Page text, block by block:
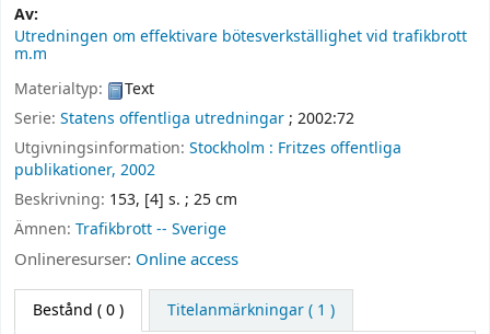
Av:
Utredningen om effektivare bötesverkställighet vid trafikbrott
m.m
Materialtyp:
Text
Serie: Statens offentliga utredningar; 2002:72
Utgivningsinformation: Stockholm : Fritzes offentliga
publikationer, 2002
Beskrivning: 153, [4] s. ; 25 cm
Ämnen: Trafikbrott -- Sverige
Onlineresurser: Online access
Bestånd ( 0 ) Titelanmärkningar ( 1 )